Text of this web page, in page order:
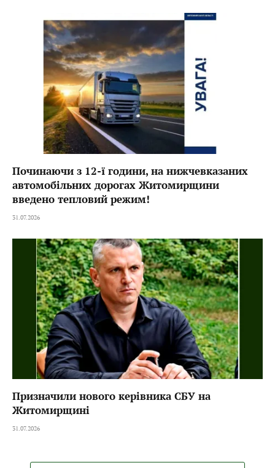
Починаючи з 12-ї години, на нижчевказаних
автомобільних дорогах Житомирщини
введено тепловий режим!
31.07.2026
Призначили нового керівника СБУ на
Житомирщині
31.07.2026